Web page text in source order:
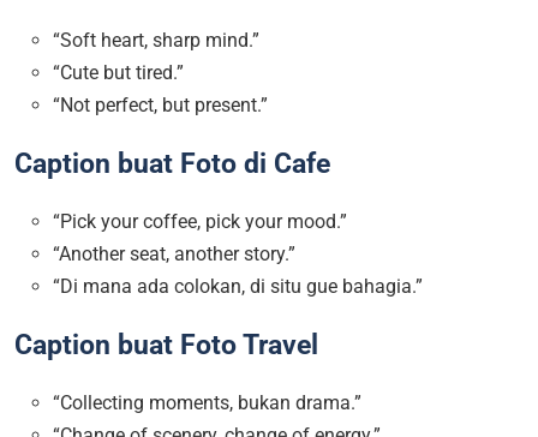
“Soft heart, sharp mind.”
“Cute but tired.”
“Not perfect, but present.”
Caption buat Foto di Cafe
“Pick your coffee, pick your mood.”
“Another seat, another story.”
“Di mana ada colokan, di situ gue bahagia.”
Caption buat Foto Travel
“Collecting moments, bukan drama.”